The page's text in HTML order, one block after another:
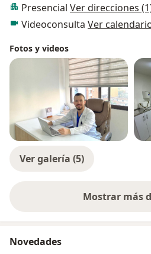
Presencial Ver direcciones
Videoconsulta Ver
Fotos y videos
Ver galería (5)
Mostrar más
Novedades